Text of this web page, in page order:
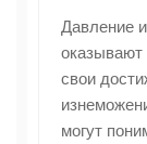
Давление
оказывают
свои
могут